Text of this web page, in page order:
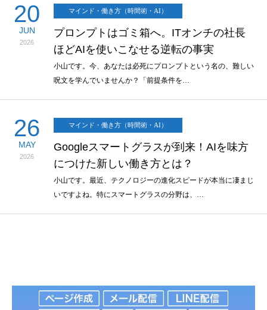
20
JUN
2026
マインド・働き方（時間術・AI）
プロンプトはゴミ箱へ。ITオンチの社長
ほどAIを使いこなせる逆転の事実
小山です。今、あなたは必死にプロンプトという名の、難しい
呪文を学んでいませんか？「前提条件を…
26
MAY
2026
マインド・働き方（時間術・AI）
Googleスマートグラスが到来！AIを味方
につけた新しい働き方とは？
小山です。最近、テクノロジーの進化スピードが本当に凄まじ
いですよね。特にスマートグラスの分野は、…
無料ガイドブック
オンシク本
プロフィール